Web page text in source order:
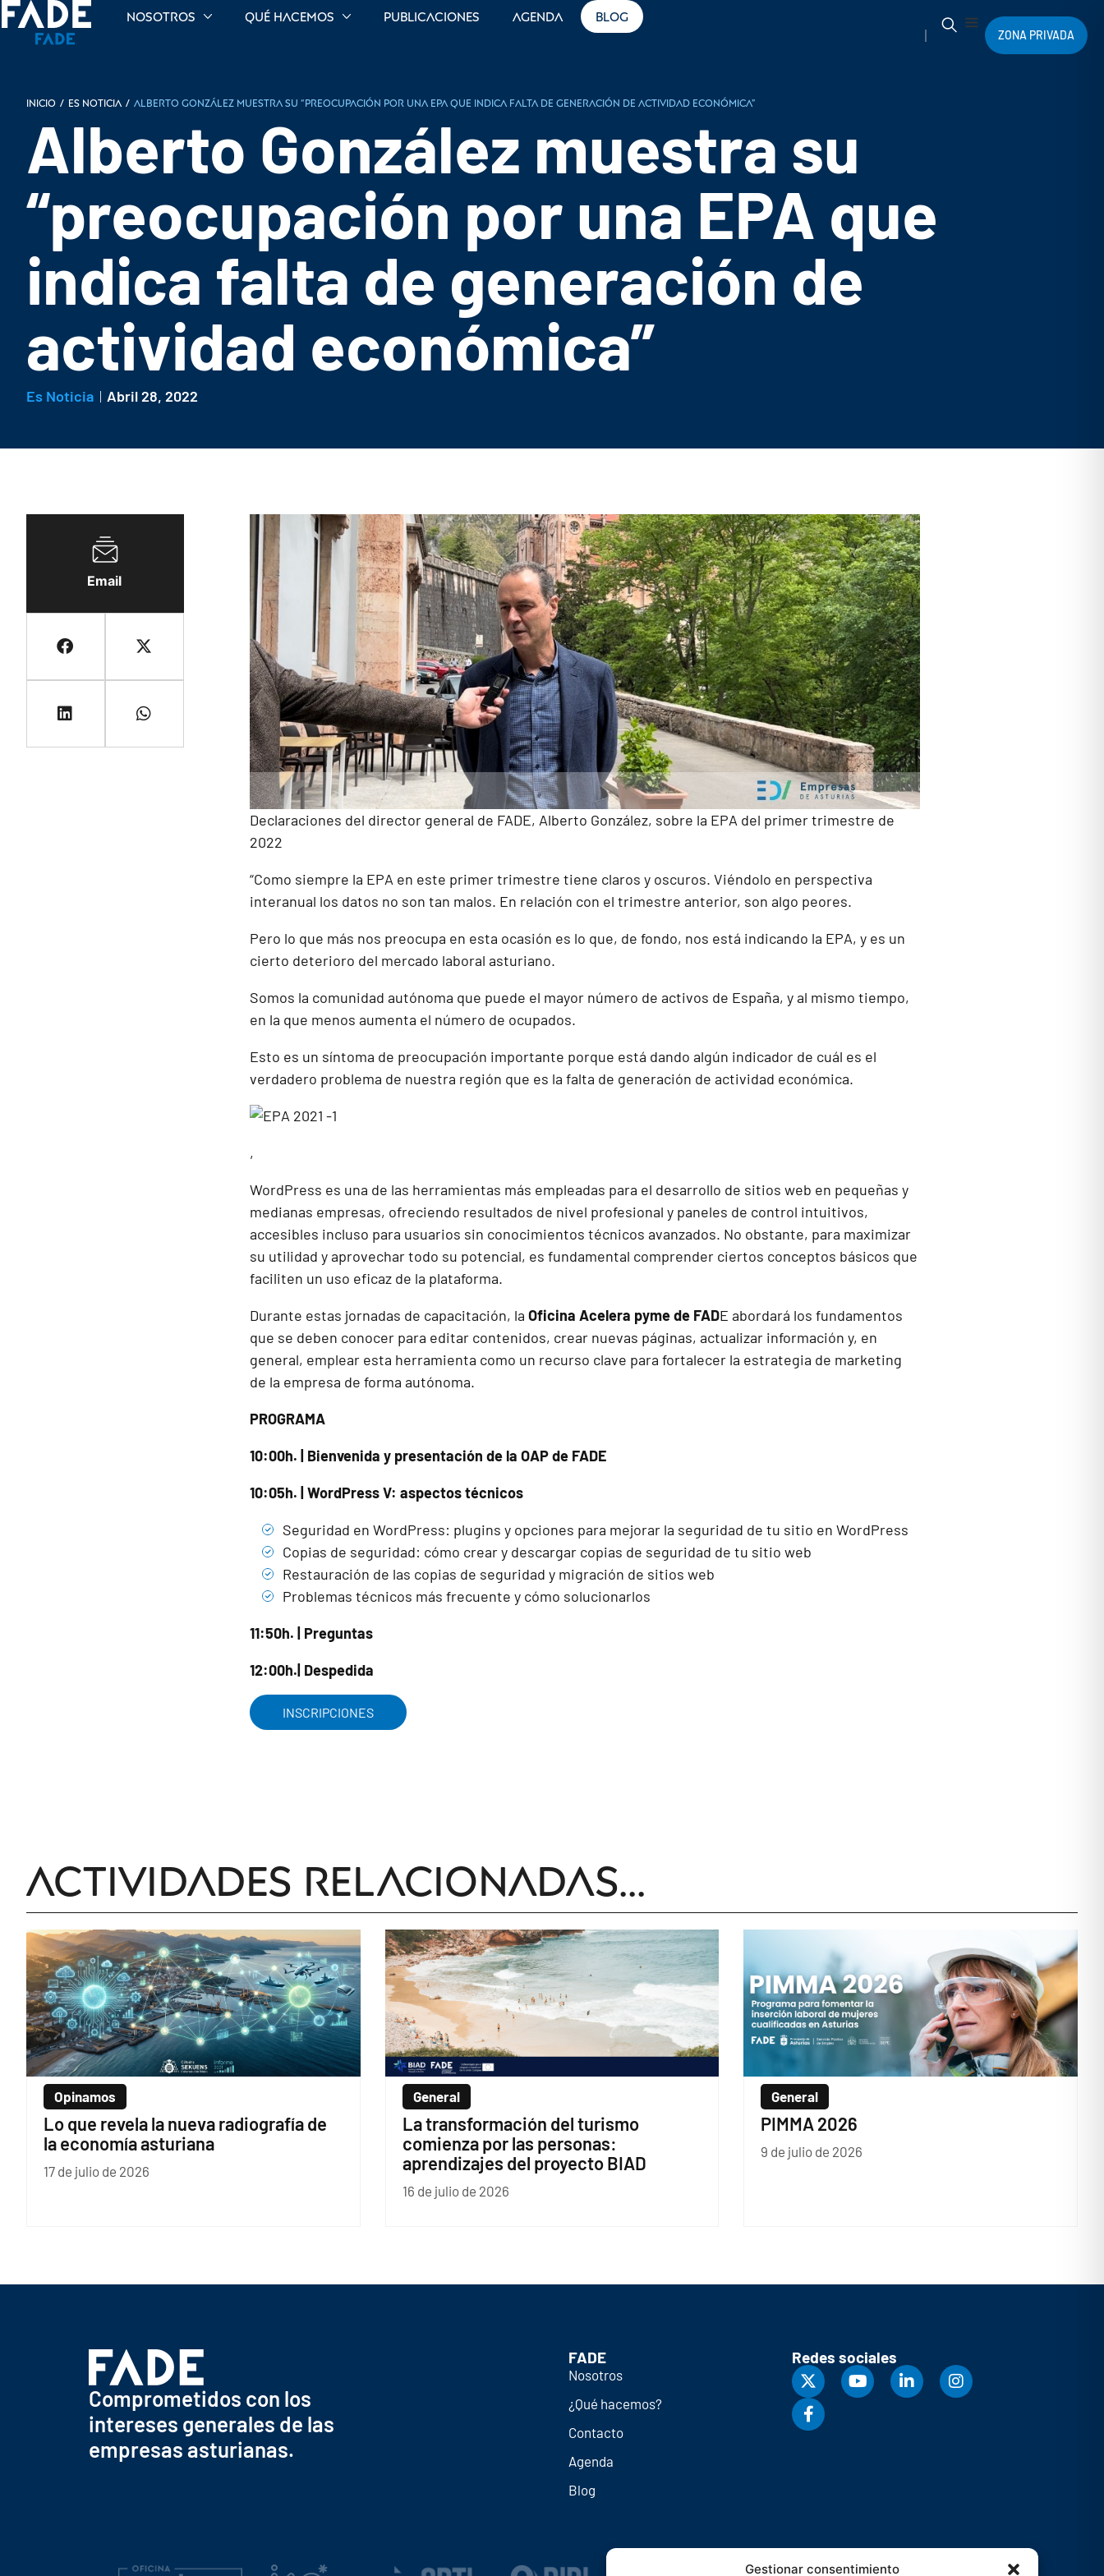
Gestionar consentimiento
Nosotros Qué hacemos Publicaciones Agenda Blog
ZONA PRIVADA
INICIO / Es noticia / Alberto González muestra su “preocupación por una EPA que indica falta de generación de actividad económica”
Alberto González muestra su
“preocupación por una EPA que
indica falta de generación de
actividad económica”
Es Noticia Abril 28, 2022
Email
Declaraciones del director general de FADE, Alberto González, sobre la EPA del primer trimestre de
2022
“Como siempre la EPA en este primer trimestre tiene claros y oscuros. Viéndolo en perspectiva
interanual los datos no son tan malos. En relación con el trimestre anterior, son algo peores.
Pero lo que más nos preocupa en esta ocasión es lo que, de fondo, nos está indicando la EPA, y es un
cierto deterioro del mercado laboral asturiano.
Somos la comunidad autónoma que puede el mayor número de activos de España, y al mismo tiempo,
en la que menos aumenta el número de ocupados.
Esto es un síntoma de preocupación importante porque está dando algún indicador de cuál es el
verdadero problema de nuestra región que es la falta de generación de actividad económica.
,
WordPress es una de las herramientas más empleadas para el desarrollo de sitios web en pequeñas y
medianas empresas, ofreciendo resultados de nivel profesional y paneles de control intuitivos,
accesibles incluso para usuarios sin conocimientos técnicos avanzados. No obstante, para maximizar
su utilidad y aprovechar todo su potencial, es fundamental comprender ciertos conceptos básicos que
faciliten un uso eficaz de la plataforma.
Durante estas jornadas de capacitación, la Oficina Acelera pyme de FADE abordará los fundamentos
que se deben conocer para editar contenidos, crear nuevas páginas, actualizar información y, en
general, emplear esta herramienta como un recurso clave para fortalecer la estrategia de marketing
de la empresa de forma autónoma.
PROGRAMA
10:00h. | Bienvenida y presentación de la OAP de FADE
10:05h. | WordPress V: aspectos técnicos
Seguridad en WordPress: plugins y opciones para mejorar la seguridad de tu sitio en WordPress
Copias de seguridad: cómo crear y descargar copias de seguridad de tu sitio web
Restauración de las copias de seguridad y migración de sitios web
Problemas técnicos más frecuente y cómo solucionarlos
11:50h. | Preguntas
12:00h.| Despedida
INSCRIPCIONES
Actividades relacionadas...
Opinamos
Lo que revela la nueva radiografía de
la economía asturiana
17 de julio de 2026
General
La transformación del turismo
comienza por las personas:
aprendizajes del proyecto BIAD
16 de julio de 2026
General
PIMMA 2026
9 de julio de 2026
Comprometidos con los
intereses generales de las
empresas asturianas.
FADE
Nosotros
¿Qué hacemos?
Contacto
Agenda
Blog
Redes sociales